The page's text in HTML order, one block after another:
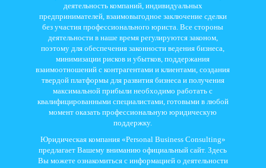
деятельность компаний, индивидуальных
предпринимателей, взаимовыгодное заключение сделки
без участия профессионального юриста. Все стороны
деятельности в наше время регулируются законом,
поэтому для обеспечения законности ведения бизнеса,
минимизации рисков и убытков, поддержания
взаимоотношений с контрагентами и клиентами, создания
твердой платформы для развития бизнеса и получения
максимальной прибыли необходимо работать с
квалифицированными специалистами, готовыми в любой
момент оказать профессиональную юридическую
поддержку.
Юридическая компания «Personal Business Consulting»
предлагает Вашему вниманию официальный сайт. Здесь
Вы можете ознакомиться с информацией о деятельности